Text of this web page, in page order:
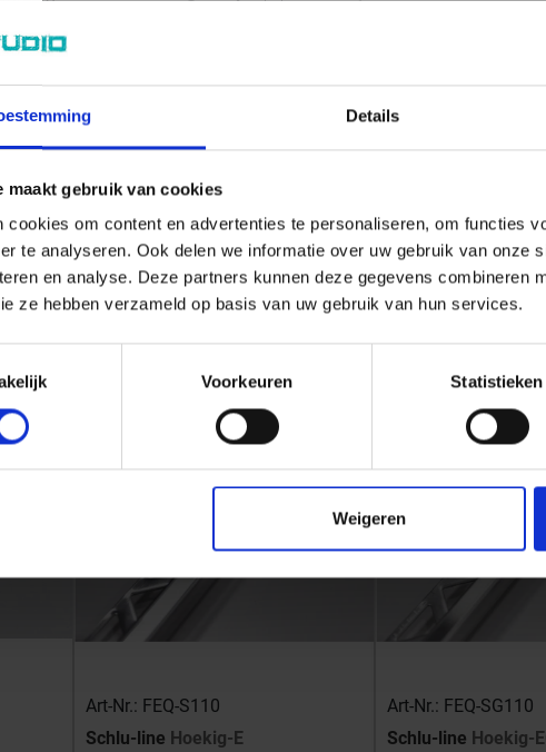
Details
maakt gebruik van cookies
cookies om content en advertenties te personaliseren, om functies
te analyseren. Ook delen we informatie over uw gebruik van onze
en analyse. Deze partners kunnen deze gegevens combineren
ze hebben verzameld op basis van uw gebruik van hun services.
Voorkeuren Statistieken
Weigeren
Sortering
1
Art-Nr.: FEQ-S110
Schlu-line Hoekig-E
Art-Nr.: FEQ-SG110
Schlu-line Hoekig-